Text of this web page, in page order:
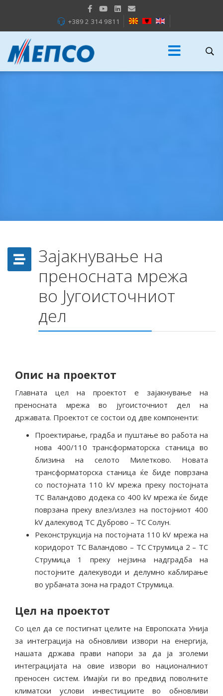
+389 2 314 9811
Зајакнување на
преносната мрежа
во Југоисточниот
дел
Опис на проектот
Главната цел на проектот е зајакнување на
преносната мрежа во југоисточниот дел на
државата. Проектот се состои од две компоненти:
Проектирање, градба и пуштање во работа на
нова 400/110 трансформаторска станица во
близина на селото Милетково. Новата
трансформаторска станица ќе биде поврзана
со постојната 110 kV мрежа преку постојната
ТС Валандово додека со 400 kV мрежа ќе биде
поврзана преку влез/излез на постојниот 400
kV далекувод ТС Дуброво – ТС Солун.
Реконструкција на постојната 110 kV мрежа на
коридорот ТС Валандово – ТС Струмица 2 – ТС
Струмица 1 преку нејзина надградба на
постојните далекуводи и делумно каблирање
во урбаната зона на градот Струмица.
Цел на проектот
Со цел да се постигнат целите на Европската Унија
за интеграција на обновливи извори на енергија,
нашата држава прави напори за да ја зголеми
интеграцијата на овие извори во националниот
преносен систем. Имајќи ги во предвид поволните
климатски услови инвестициите во обновливи